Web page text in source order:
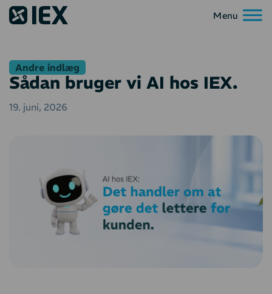
Andre indlæg
Sådan bruger vi AI hos IEX.
19. juni, 2026